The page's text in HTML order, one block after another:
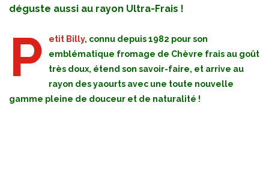
déguste aussi au rayon Ultra-Frais !
P etit Billy, connu depuis 1982 pour son
emblématique fromage de Chèvre frais au goût
très doux, étend son savoir-faire, et arrive au
rayon des yaourts avec une toute nouvelle
gamme pleine de douceur et de naturalité !